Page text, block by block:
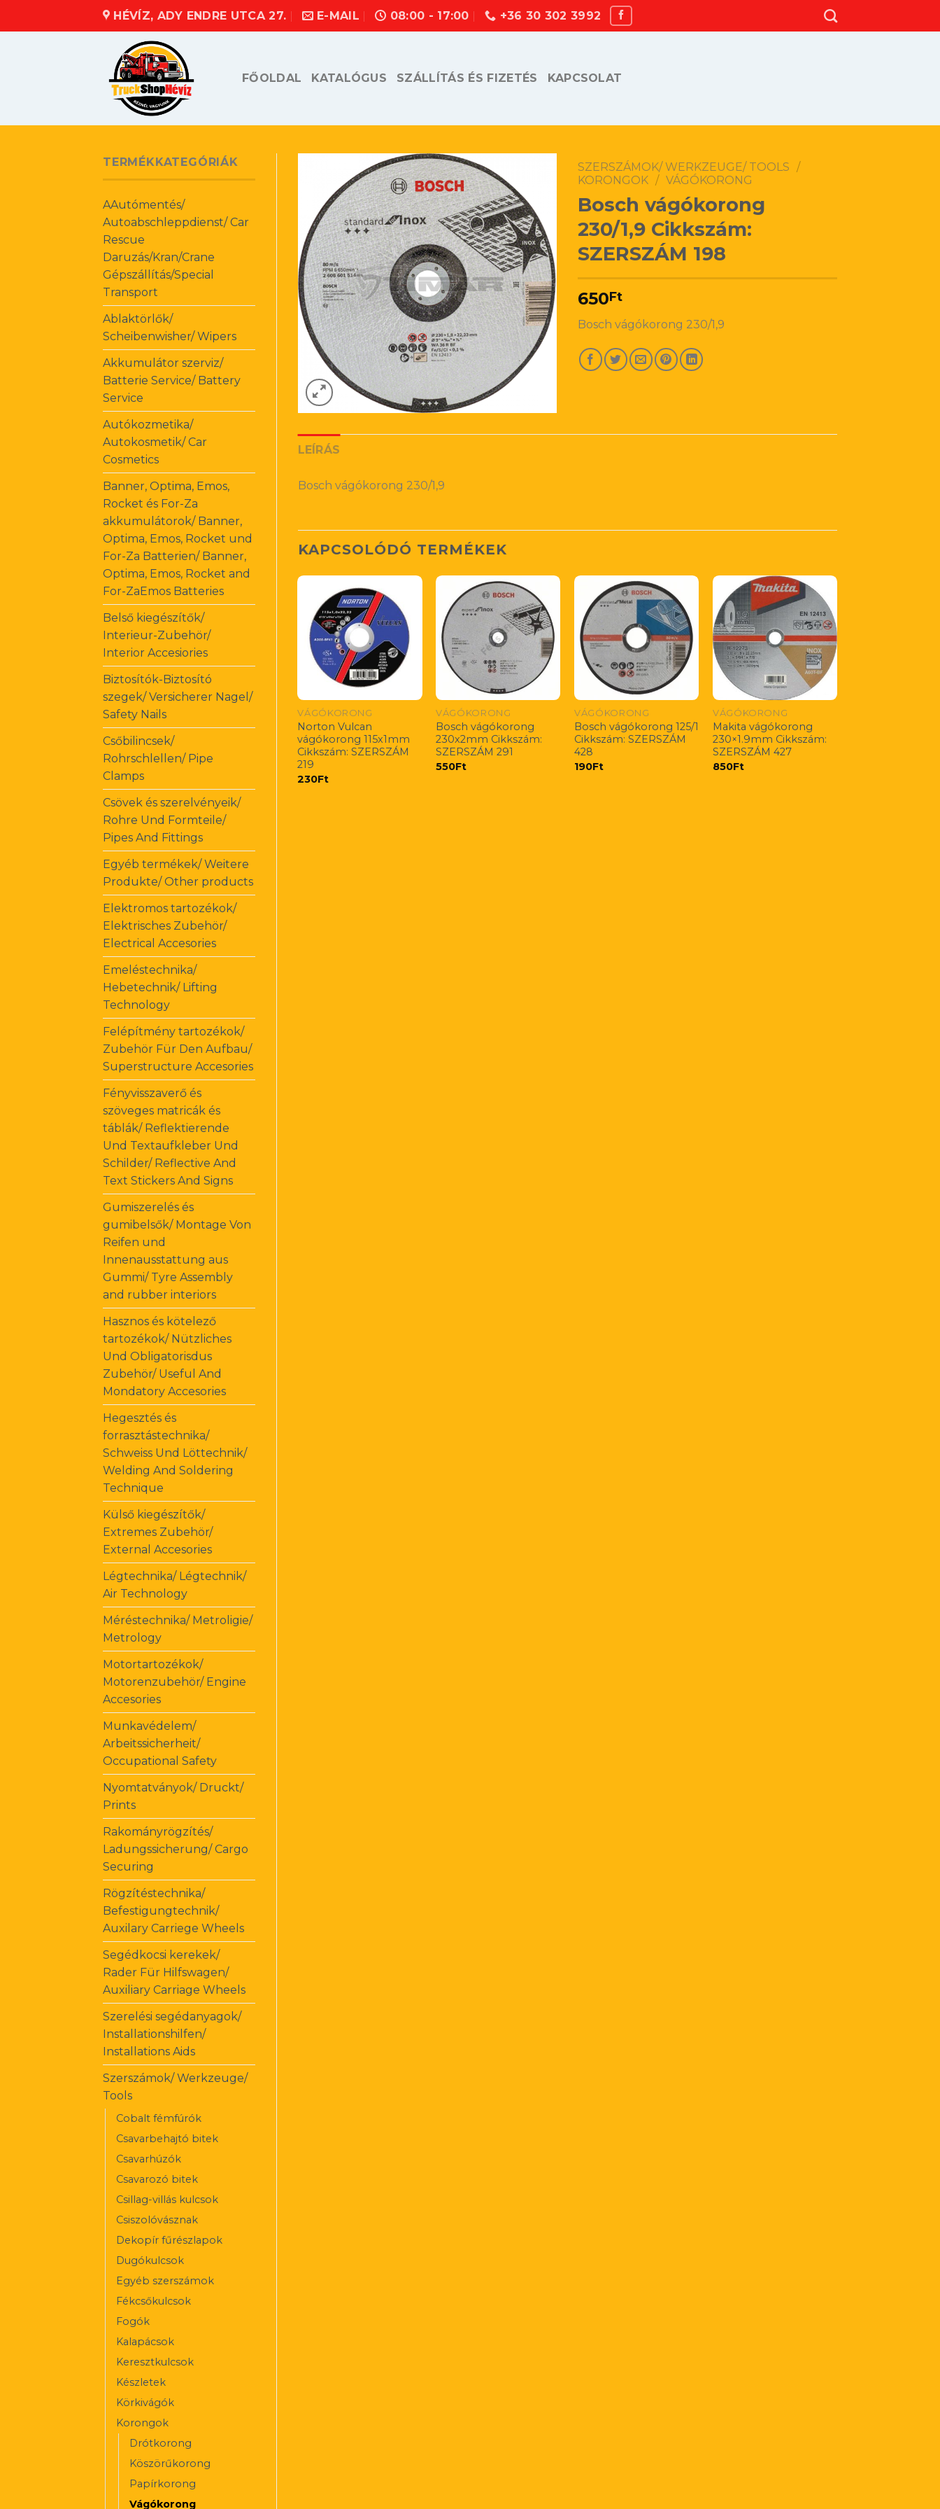
HÉVÍZ, ADY ENDRE UTCA 27. E-MAIL 08:00 - 17:00 +36 30 302 3992
FŐOLDAL KATALÓGUS SZÁLLÍTÁS ÉS FIZETÉS KAPCSOLAT
TERMÉKKATEGÓRIÁK
AAutómentés/
Autoabschleppdienst/ Car
Rescue
Daruzás/Kran/Crane
Gépszállítás/Special
Transport
Ablaktörlők/
Scheibenwisher/ Wipers
Akkumulátor szerviz/
Batterie Service/ Battery
Service
Autókozmetika/
Autokosmetik/ Car
Cosmetics
Banner, Optima, Emos,
Rocket és For-Za
akkumulátorok/ Banner,
Optima, Emos, Rocket und
For-Za Batterien/ Banner,
Optima, Emos, Rocket and
For-ZaEmos Batteries
Belső kiegészítők/
Interieur-Zubehör/
Interior Accesiories
Biztosítók-Biztosító
szegek/ Versicherer Nagel/
Safety Nails
Csőbilincsek/
Rohrschlellen/ Pipe
Clamps
Csövek és szerelvényeik/
Rohre Und Formteile/
Pipes And Fittings
Egyéb termékek/ Weitere
Produkte/ Other products
Elektromos tartozékok/
Elektrisches Zubehör/
Electrical Accesories
Emeléstechnika/
Hebetechnik/ Lifting
Technology
Felépítmény tartozékok/
Zubehör Für Den Aufbau/
Superstructure Accesories
Fényvisszaverő és
szöveges matricák és
táblák/ Reflektierende
Und Textaufkleber Und
Schilder/ Reflective And
Text Stickers And Signs
Gumiszerelés és
gumibelsők/ Montage Von
Reifen und
Innenausstattung aus
Gummi/ Tyre Assembly
and rubber interiors
Hasznos és kötelező
tartozékok/ Nützliches
Und Obligatorisdus
Zubehör/ Useful And
Mondatory Accesories
Hegesztés és
forrasztástechnika/
Schweiss Und Löttechnik/
Welding And Soldering
Technique
Külső kiegészítők/
Extremes Zubehör/
External Accesories
Légtechnika/ Légtechnik/
Air Technology
Méréstechnika/ Metroligie/
Metrology
Motortartozékok/
Motorenzubehör/ Engine
Accesories
Munkavédelem/
Arbeitssicherheit/
Occupational Safety
Nyomtatványok/ Druckt/
Prints
Rakományrögzítés/
Ladungssicherung/ Cargo
Securing
Rögzítéstechnika/
Befestigungtechnik/
Auxilary Carriege Wheels
Segédkocsi kerekek/
Rader Für Hilfswagen/
Auxiliary Carriage Wheels
Szerelési segédanyagok/
Installationshilfen/
Installations Aids
Szerszámok/ Werkzeuge/
Tools
Cobalt fémfúrók
Csavarbehajtó bitek
Csavarhúzók
Csavarozó bitek
Csillag-villás kulcsok
Csiszolóvásznak
Dekopír fűrészlapok
Dugókulcsok
Egyéb szerszámok
Fékcsőkulcsok
Fogók
Kalapácsok
Keresztkulcsok
Készletek
Körkivágók
Korongok
Drótkorong
Köszörűkorong
Papírkorong
Vágókorong
SZERSZÁMOK/ WERKZEUGE/ TOOLS /
KORONGOK / VÁGÓKORONG
Bosch vágókorong
230/1,9 Cikkszám:
SZERSZÁM 198
650Ft
Bosch vágókorong 230/1,9
LEÍRÁS
Bosch vágókorong 230/1,9
KAPCSOLÓDÓ TERMÉKEK
VÁGÓKORONG
Norton Vulcan
vágókorong 115x1mm
Cikkszám: SZERSZÁM
219
230Ft
VÁGÓKORONG
Bosch vágókorong
230x2mm Cikkszám:
SZERSZÁM 291
550Ft
VÁGÓKORONG
Bosch vágókorong 125/1
Cikkszám: SZERSZÁM
428
190Ft
VÁGÓKORONG
Makita vágókorong
230×1.9mm Cikkszám:
SZERSZÁM 427
850Ft